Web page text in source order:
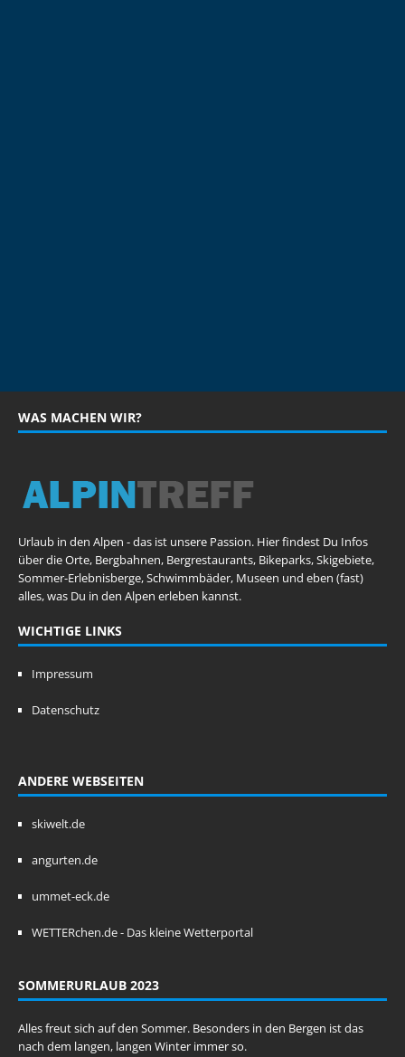
WAS MACHEN WIR?
Urlaub in den Alpen - das ist unsere Passion. Hier findest Du Infos
über die Orte, Bergbahnen, Bergrestaurants, Bikeparks, Skigebiete,
Sommer-Erlebnisberge, Schwimmbäder, Museen und eben (fast)
alles, was Du in den Alpen erleben kannst.
WICHTIGE LINKS
Impressum
Datenschutz
ANDERE WEBSEITEN
skiwelt.de
angurten.de
ummet-eck.de
WETTERchen.de - Das kleine Wetterportal
SOMMERURLAUB 2023
Alles freut sich auf den Sommer. Besonders in den Bergen ist das
nach dem langen, langen Winter immer so.